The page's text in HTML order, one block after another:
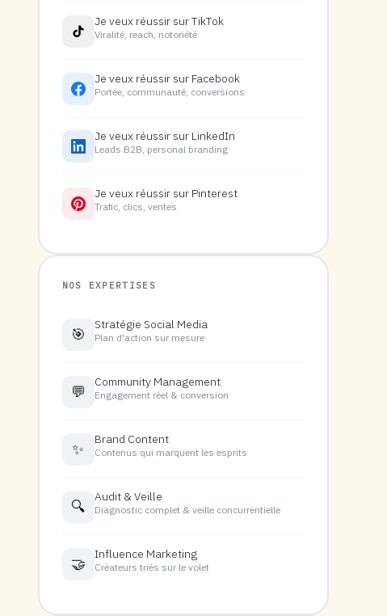
Je veux réussir sur TikTok
Viralité, reach, notoriété
Je veux réussir sur Facebook
Portée, communauté, conversions
Je veux réussir sur LinkedIn
Leads B2B, personal branding
Je veux réussir sur Pinterest
Trafic, clics, ventes
NOS EXPERTISES
🎯
Stratégie Social Media
Plan d'action sur mesure
💬
Community Management
Engagement réel & conversion
✨
Brand Content
Contenus qui marquent les esprits
🔍
Audit & Veille
Diagnostic complet & veille concurrentielle
🤝
Influence Marketing
Créateurs triés sur le volet